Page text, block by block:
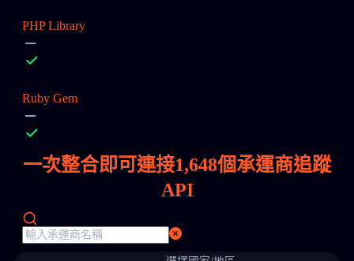
PHP Library
Ruby Gem
一次整合即可連接1,648個承運商追蹤
API